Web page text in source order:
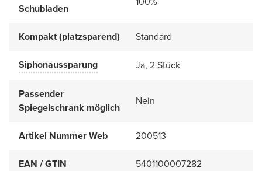
Schubladen
Kompakt (platzsparend) Standard
Siphonaussparung Ja, 2 Stück
Passender
Spiegelschrank möglich
Nein
Artikel Nummer Web 200513
EAN / GTIN 5401100007282